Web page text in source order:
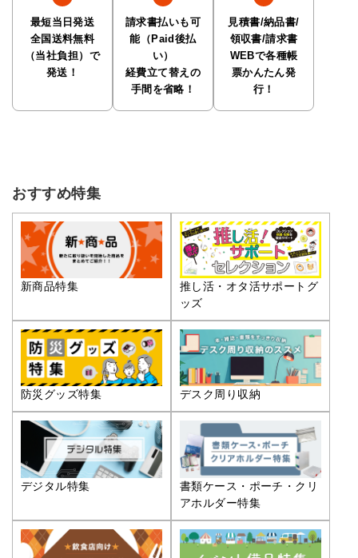
最短当日発送
全国送料無料
（当社負担）で
発送！
請求書払いも可
能（Paid後払
い）
経費立て替えの
手間を省略！
見積書/納品書/
領収書/請求書
WEBで各種帳
票かんたん発
行！
おすすめ特集
新商品特集
推し活・オタ活サポートグ
ッズ
防災グッズ特集 デスク周り収納
デジタル特集
書類ケース・ポーチ・クリ
アホルダー特集